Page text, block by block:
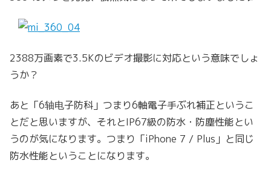
2388万画素で3.5Kのビデオ撮影に対応という意味でしょ
うか？
あと「6轴电子防科」つまり6軸電子手ぶれ補正というこ
とだと思いますが、それとIP67級の防水・防塵性能とい
うのが気になります。つまり「iPhone 7 / Plus」と同じ
防水性能ということになります。